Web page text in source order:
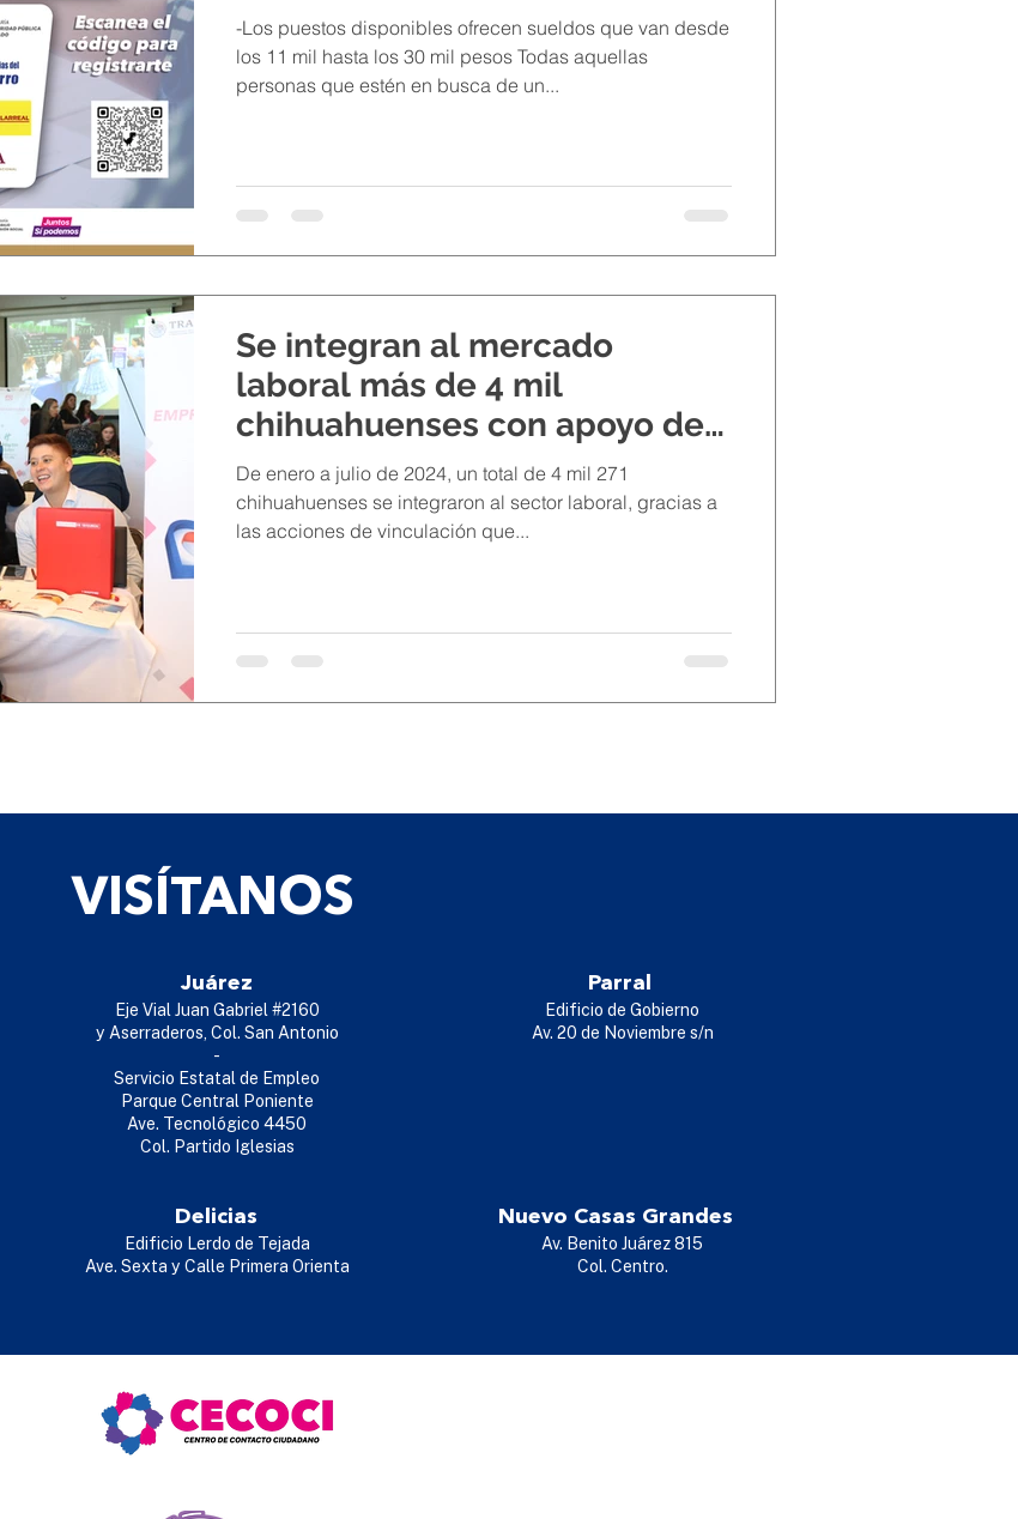
-Los puestos disponibles ofrecen sueldos que van desde
los 11 mil hasta los 30 mil pesos Todas aquellas
personas que estén en busca de un...
Se integran al mercado
laboral más de 4 mil
chihuahuenses con apoyo de
la STPS
De enero a julio de 2024, un total de 4 mil 271
chihuahuenses se integraron al sector laboral, gracias a
las acciones de vinculación que...
VISÍTANOS
Juárez
Eje Vial Juan Gabriel #2160
y Aserraderos, Col. San Antonio
-
Servicio Estatal de Empleo
Parque Central Poniente
Ave. Tecnológico 4450
Col. Partido Iglesias
Parral
Edificio de Gobierno
Av. 20 de Noviembre s/n
Delicias
Edificio Lerdo de Tejada
Ave. Sexta y Calle Primera Orienta
Nuevo Casas Grandes
Av. Benito Juárez 815
Col. Centro.